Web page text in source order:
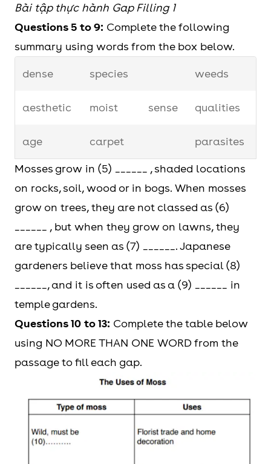
Bài tập thực hành Gap Filling 1
Questions 5 to 9: Complete the following
summary using words from the box below.
dense species weeds
aesthetic moist sense qualities
age carpet parasites
Mosses grow in (5) ______ , shaded locations
on rocks, soil, wood or in bogs. When mosses
grow on trees, they are not classed as (6)
______ , but when they grow on lawns, they
are typically seen as (7) ______. Japanese
gardeners believe that moss has special (8)
______, and it is often used as a (9) ______ in
temple gardens.
Questions 10 to 13: Complete the table below
using NO MORE THAN ONE WORD from the
passage to fill each gap.